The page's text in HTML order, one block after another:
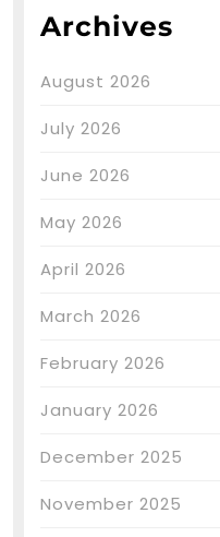
Archives
August 2026
July 2026
June 2026
May 2026
April 2026
March 2026
February 2026
January 2026
December 2025
November 2025